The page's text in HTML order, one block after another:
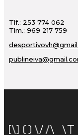
Tlf.: 253 774 062
Tlm.: 969 217 759